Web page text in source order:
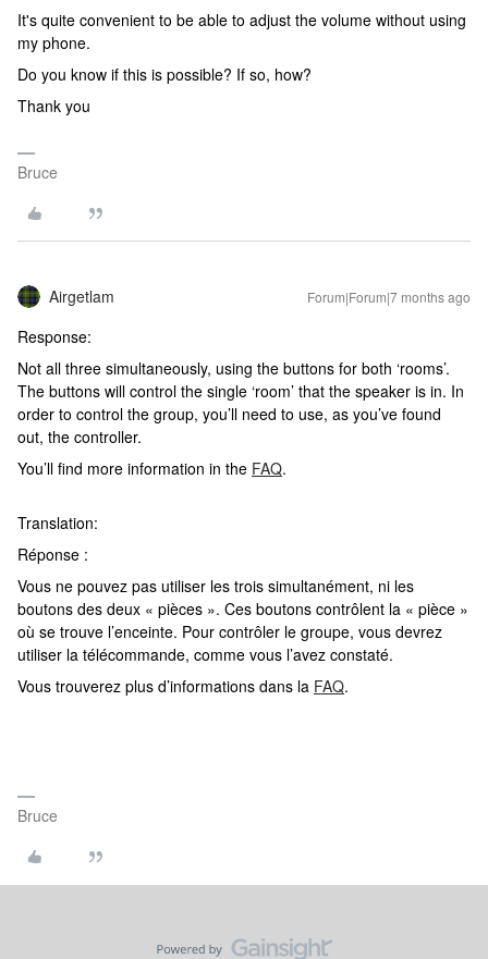
It's quite convenient to be able to adjust the volume without using
my phone.
Do you know if this is possible? If so, how?
Thank you
Bruce
Airgetlam Forum|Forum|7 months ago
Response:
Not all three simultaneously, using the buttons for both ‘rooms’.
The buttons will control the single ‘room’ that the speaker is in. In
order to control the group, you’ll need to use, as you’ve found
out, the controller.
You’ll find more information in the FAQ.
Translation:
Réponse :
Vous ne pouvez pas utiliser les trois simultanément, ni les
boutons des deux « pièces ». Ces boutons contrôlent la « pièce »
où se trouve l’enceinte. Pour contrôler le groupe, vous devrez
utiliser la télécommande, comme vous l’avez constaté.
Vous trouverez plus d’informations dans la FAQ.
Bruce